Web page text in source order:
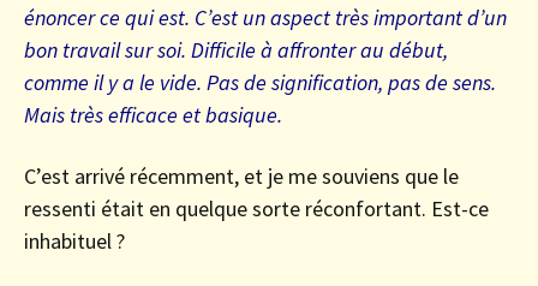
énoncer ce qui est. C’est un aspect très important d’un
bon travail sur soi. Difficile à affronter au début,
comme il y a le vide. Pas de signification, pas de sens.
Mais très efficace et basique.
C’est arrivé récemment, et je me souviens que le
ressenti était en quelque sorte réconfortant. Est-ce
inhabituel ?